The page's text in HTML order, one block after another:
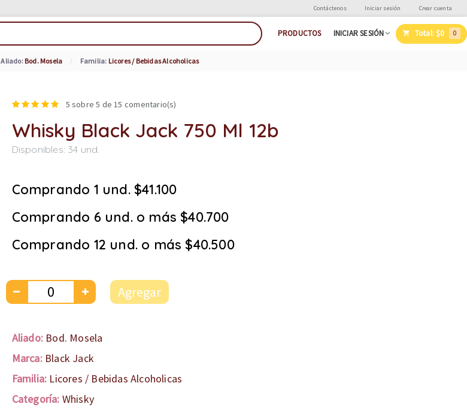
Contáctenos Iniciar sesión Crear cuenta
PRODUCTOS INICIAR SESIÓN Total:$0 0
Aliado: Bod. Mosela Familia: Licores / Bebidas Alcoholicas
5 sobre 5 de15 comentario(s)
Whisky Black Jack 750 Ml 12b
Disponibles: 34 und.
Comprando 1 und. $41.100
Comprando 6 und. o más $40.700
Comprando 12 und. o más $40.500
Agregar
Aliado: Bod. Mosela
Marca: Black Jack
Familia: Licores / Bebidas Alcoholicas
Categoría: Whisky